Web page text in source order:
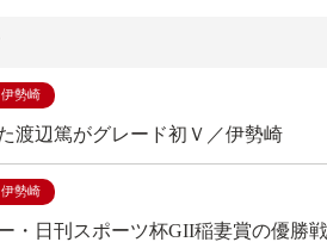
伊勢崎
渡辺篤がグレード初Ｖ／伊勢崎
伊勢崎
・日刊スポーツ杯GII稲妻賞の優勝